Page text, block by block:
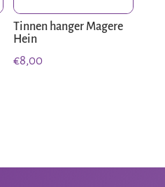
Tinnen hanger Magere
Hein
€8,00